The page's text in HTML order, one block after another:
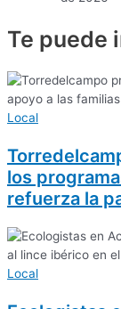
Te puede
Local
los
refuerza la
Local